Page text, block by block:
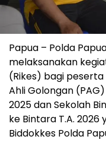
Papua – Polda
melaksanakan
(Rikes) bagi
Ahli Golongan
2025 dan Sekolah
ke Bintara T.A.
Biddokkes Polda